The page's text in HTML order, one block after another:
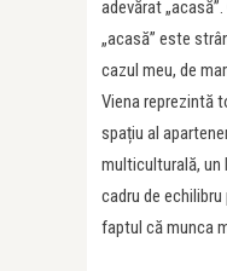
adevărat
„acasă” este
cazul meu, de
Viena reprezintă
spațiu al
multiculturală, un
cadru de
faptul că munca